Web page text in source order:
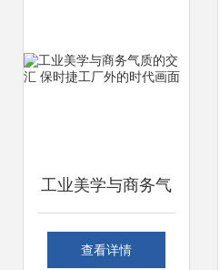
工业美学与商务气
质的交汇 保时捷工
查看详情